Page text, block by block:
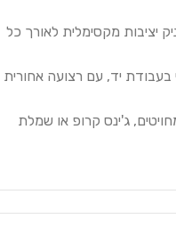
יציבות מקסימלית לאורך כל
בעבודת יד, עם רצועה אחורית
ג'ינס קרופ או שמלת